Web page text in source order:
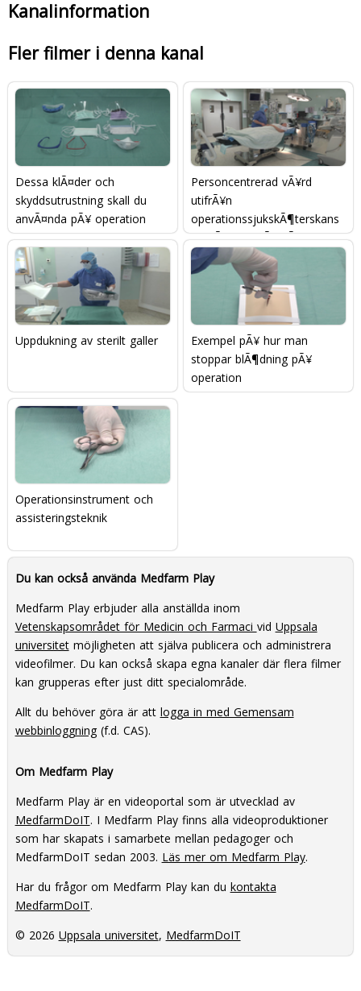
Kanalinformation
Fler filmer i denna kanal
Dessa klÃ¤der och
skyddsutrustning skall du
anvÃ¤nda pÃ¥ operation
Personcentrerad vÃ¥rd
utifrÃ¥n
operationssjukskÃ¶terskans
omvÃ¥rdnadsÃ¥tgÃ¤rder
Uppdukning av sterilt galler
Exempel pÃ¥ hur man
stoppar blÃ¶dning pÃ¥
operation
Operationsinstrument och
assisteringsteknik
Du kan också använda Medfarm Play
Medfarm Play erbjuder alla anställda inom
Vetenskapsområdet för Medicin och Farmaci vid Uppsala
universitetmöjligheten att själva publicera och administrera
videofilmer. Du kan också skapa egna kanaler där flera filmer
kan grupperas efter just ditt specialområde.
Allt du behöver göra är att logga in med Gemensam
webbinloggning(f.d. CAS).
Om Medfarm Play
Medfarm Play är en videoportal som är utvecklad av
MedfarmDoIT. I Medfarm Play finns alla videoproduktioner
som har skapats i samarbete mellan pedagoger och
MedfarmDoIT sedan 2003. Läs mer om Medfarm Play.
Har du frågor om Medfarm Play kan du kontakta
MedfarmDoIT.
© 2026 Uppsala universitet, MedfarmDoIT